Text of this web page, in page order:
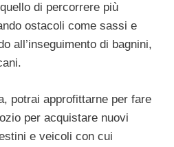
di percorrere più
ostacoli come sassi e
all’inseguimento di bagnini,
potrai approfittarne per fare
per acquistare nuovi
e veicoli con cui